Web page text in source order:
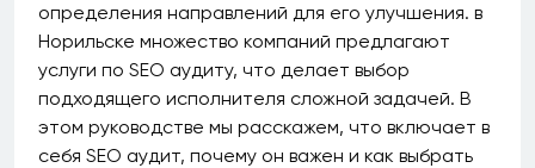
определения направлений для его улучшения. в
Норильске множество компаний предлагают
услуги по SEO аудиту, что делает выбор
подходящего исполнителя сложной задачей. В
этом руководстве мы расскажем, что включает в
себя SEO аудит, почему он важен и как выбрать